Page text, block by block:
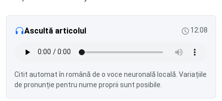
Ascultă articolul 12:08
Citit automat în română de o voce neuronală locală. Variațiile
de pronunție pentru nume proprii sunt posibile.